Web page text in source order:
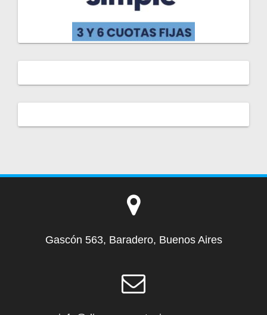
Gascón 563, Baradero, Buenos Aires